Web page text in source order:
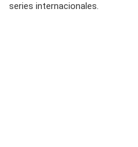
series internacionales.